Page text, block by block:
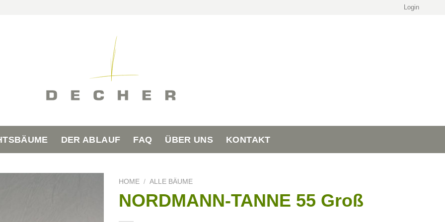
Login
DER ABLAUF FAQ ÜBER UNS KONTAKT
HOME / ALLE BÄUME
NORDMANN-TANNE 55 Groß